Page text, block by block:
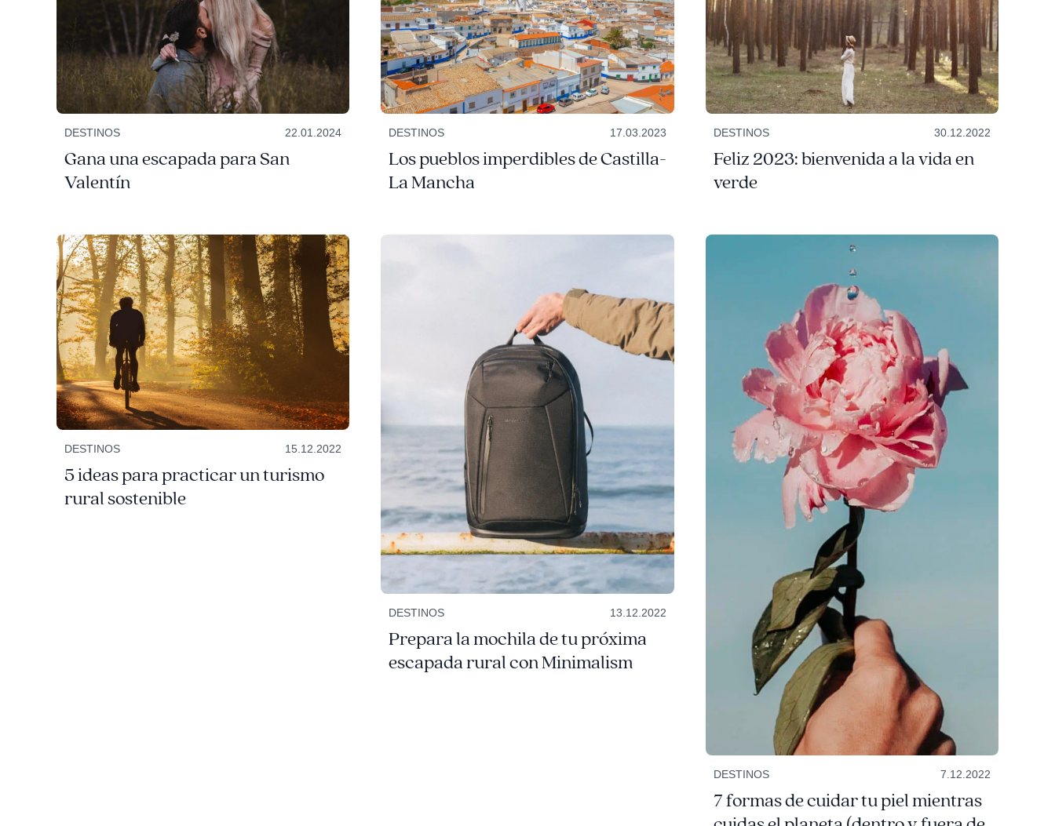
DESTINOS 22.01.2024
Gana una escapada para San
Valentín
DESTINOS 17.03.2023
Los pueblos imperdibles de Castilla-
La Mancha
DESTINOS 30.12.2022
Feliz 2023: bienvenida a la vida en
verde
DESTINOS 15.12.2022
5 ideas para practicar un turismo
rural sostenible
DESTINOS 13.12.2022
Prepara la mochila de tu próxima
escapada rural con Minimalism
DESTINOS 7.12.2022
7 formas de cuidar tu piel mientras